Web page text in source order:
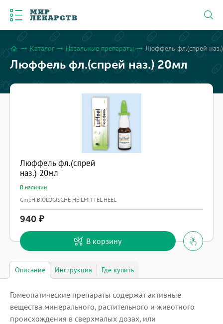
МИР
ЛЕКАРСТВ
home arrow_right_alt Каталог arrow_right_alt Назальные препараты arrow_right_alt Люффель фл.(спрей
Люффель фл.(спрей наз.) 20мл
Люффель фл.(спрей
наз.) 20мл
В наличии
GmbH BIOLOGISCHE HEILMITTEL HEEL
940
В корзину
Описание Инструкция Где купить
Гомеопатические препараты содержат активные
вещества минерального, растительного и животного
происхождения в сверхмалых дозах, или